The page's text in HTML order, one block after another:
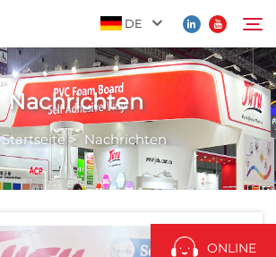
DE
Suchen
ONLINE
Nachrichten
Startseite> Nachrichten